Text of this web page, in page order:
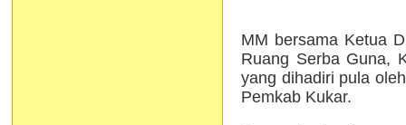
MM bersama Ketua
Ruang Serba Guna,
yang dihadiri pula
Pemkab Kukar.